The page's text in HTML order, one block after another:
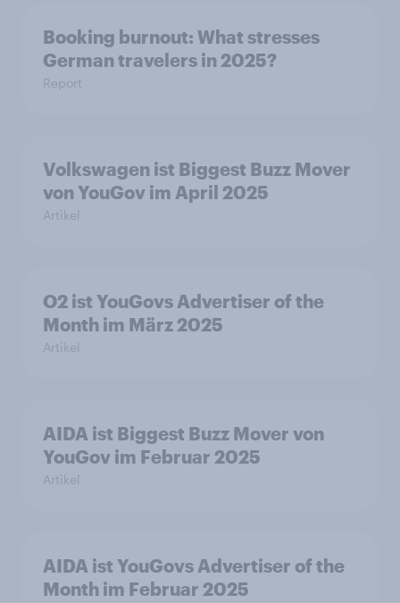
Booking burnout: What stresses
German travelers in 2025?
Report
Volkswagen ist Biggest Buzz Mover
von YouGov im April 2025
Artikel
O2 ist YouGovs Advertiser of the
Month im März 2025
Artikel
AIDA ist Biggest Buzz Mover von
YouGov im Februar 2025
Artikel
AIDA ist YouGovs Advertiser of the
Month im Februar 2025